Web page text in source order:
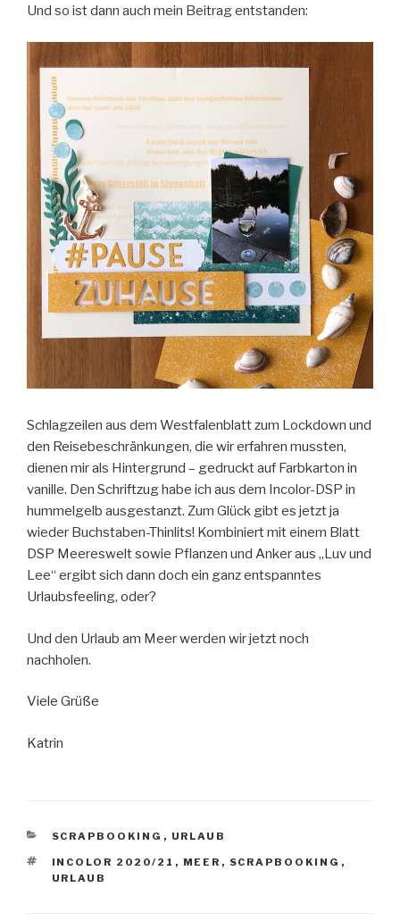
Und so ist dann auch mein Beitrag entstanden:
Schlagzeilen aus dem Westfalenblatt zum Lockdown und
den Reisebeschränkungen, die wir erfahren mussten,
dienen mir als Hintergrund – gedruckt auf Farbkarton in
vanille. Den Schriftzug habe ich aus dem Incolor-DSP in
hummelgelb ausgestanzt. Zum Glück gibt es jetzt ja
wieder Buchstaben-Thinlits! Kombiniert mit einem Blatt
DSP Meereswelt sowie Pflanzen und Anker aus „Luv und
Lee“ ergibt sich dann doch ein ganz entspanntes
Urlaubsfeeling, oder?
Und den Urlaub am Meer werden wir jetzt noch
nachholen.
Viele Grüße
Katrin
KATEGORIEN
SCRAPBOOKING , URLAUB
SCHLAGWÖRTER
INCOLOR 2020/21 , MEER , SCRAPBOOKING ,
URLAUB